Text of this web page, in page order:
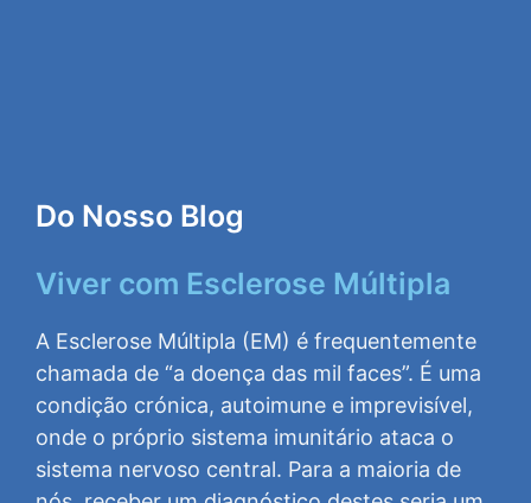
Do Nosso Blog
Viver com Esclerose Múltipla
A Esclerose Múltipla (EM) é frequentemente
chamada de “a doença das mil faces”. É uma
condição crónica, autoimune e imprevisível,
onde o próprio sistema imunitário ataca o
sistema nervoso central. Para a maioria de